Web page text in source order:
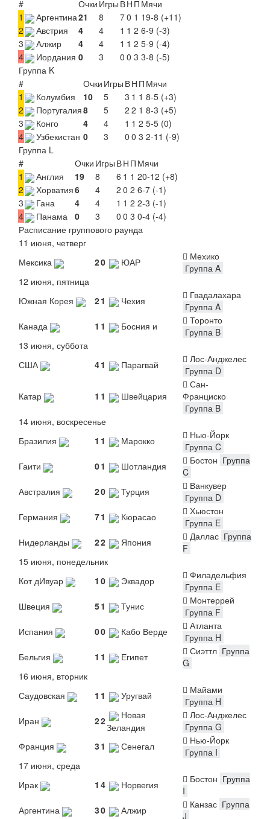
#
Очки Игры ВН П Мячи
1
Аргентина21 8 70 1 19-8 (+11)
2
Австрия 4 4 1 1 2 6-9 (-3)
3
Алжир 4 4 1 1 2 5-9 (-4)
4
Иордания 0 3 0 0 3 3-8 (-5)
Группа K
#
Очки Игры ВН П Мячи
1
Колумбия 10 5 3 1 1 8-5 (+3)
2
Португалия8 5 2 2 1 8-3 (+5)
3
Конго 4 4 1 1 2 5-5 (0)
4
Узбекистан 0 3 0 0 3 2-11 (-9)
Группа L
#
Очки Игры ВН П Мячи
1
Англия 19 8 6 1 1 20-12 (+8)
2
Хорватия6 4 2 0 2 6-7 (-1)
3
Гана 4 4 1 1 2 2-3 (-1)
4
Панама 0 3 0 0 3 0-4 (-4)
Расписание группового раунда
11 июня, четверг
Мексика
20 ЮАР
Мехико
Группа A
12 июня, пятница
Южная Корея
21 Чехия
Гвадалахара
Группа A
Канада
1 1 Босния и
Торонто
Группа B
13 июня, суббота
США
41 Парагвай
Лос-Анджелес
Группа D
Катар 1 1 Швейцария
Сан-
Франциско
Группа B
14 июня, воскресенье
Бразилия
1 1 Марокко
Нью-Йорк
Группа C
Гаити
01 Шотландия Бостон Группа
C
Австралия
20 Турция
Ванкувер
Группа D
Германия
71 Кюрасао
Хьюстон
Группа E
Нидерланды
22 Япония Даллас Группа
F
15 июня, понедельник
Кот дИвуар
1 0 Эквадор
Филадельфия
Группа E
Швеция
51 Тунис
Монтеррей
Группа F
Испания
00 Кабо Верде
Атланта
Группа H
Бельгия
1 1 Египет Сиэттл Группа
G
16 июня, вторник
Саудовская
1 1 Уругвай
Майами
Группа H
Иран
22
Новая
Зеландия
Лос-Анджелес
Группа G
Франция
31 Сенегал
Нью-Йорк
Группа I
17 июня, среда
Ирак
1 4 Норвегия Бостон Группа
I
Аргентина
30 Алжир Канзас Группа
J